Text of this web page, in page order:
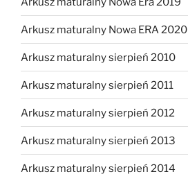
Arkusz maturalny Nowa ERA 2020
Arkusz maturalny sierpień 2010
Arkusz maturalny sierpień 2011
Arkusz maturalny sierpień 2012
Arkusz maturalny sierpień 2013
Arkusz maturalny sierpień 2014